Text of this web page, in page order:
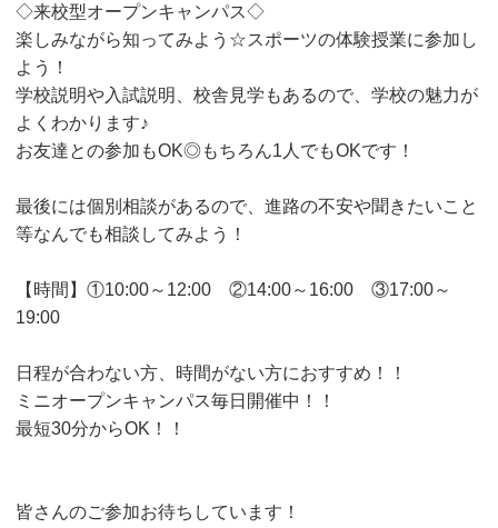
◇来校型オープンキャンパス◇
楽しみながら知ってみよう☆スポーツの体験授業に参加し
よう！
学校説明や入試説明、校舎見学もあるので、学校の魅力が
よくわかります♪
お友達との参加もOK◎もちろん1人でもOKです！
最後には個別相談があるので、進路の不安や聞きたいこと
等なんでも相談してみよう！
【時間】①10:00～12:00 ②14:00～16:00 ③17:00～
19:00
日程が合わない方、時間がない方におすすめ！！
ミニオープンキャンパス毎日開催中！！
最短30分からOK！！
皆さんのご参加お待ちしています！